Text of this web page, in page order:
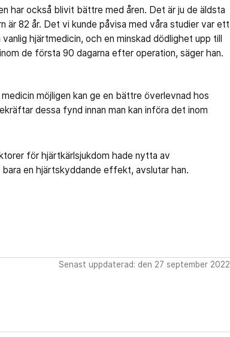
har också blivit bättre med åren. Det är ju de äldsta
82 år. Det vi kunde påvisa med våra studier var ett
hjärtmedicin, och en minskad dödlighet upp till
de första 90 dagarna efter operation, säger han.
möjligen kan ge en bättre överlevnad hos
dessa fynd innan man kan införa det inom
för hjärtkärlsjukdom hade nytta av
en hjärtskyddande effekt, avslutar han.
Senast uppdaterad: den 27 september 2022